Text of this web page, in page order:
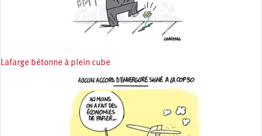
Lafarge bétonne à plein cube